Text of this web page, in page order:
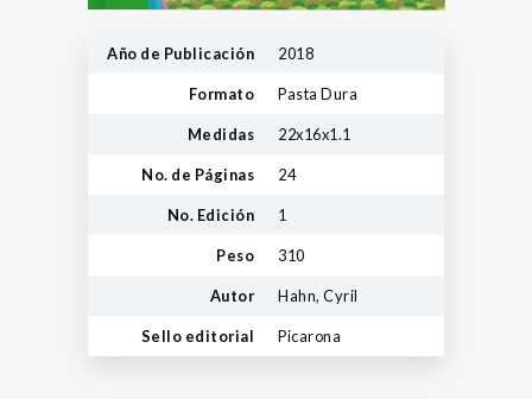
Año de Publicación 2018
Formato Pasta Dura
Medidas 22x16x1.1
No. de Páginas 24
No. Edición 1
Peso 310
Autor Hahn, Cyril
Sello editorial Picarona